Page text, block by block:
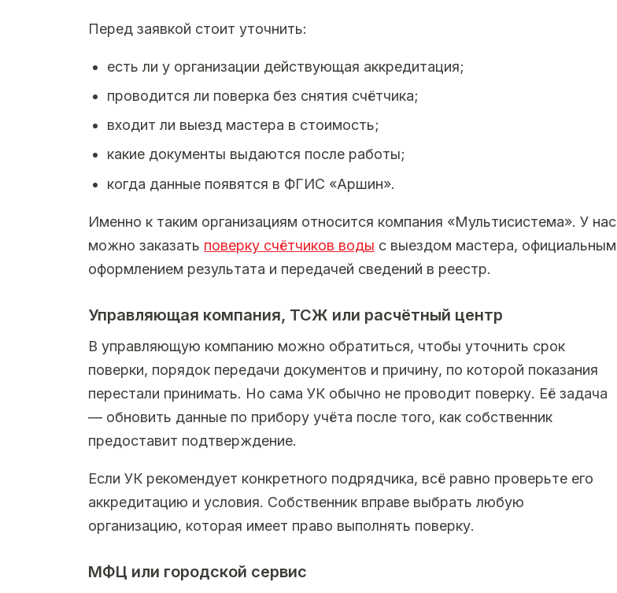
Перед заявкой стоит уточнить:
есть ли у организации действующая аккредитация;
проводится ли поверка без снятия счётчика;
входит ли выезд мастера в стоимость;
какие документы выдаются после работы;
когда данные появятся в ФГИС «Аршин».
Именно к таким организациям относится компания «Мультисистема». У нас
можно заказать поверку счётчиков воды с выездом мастера, официальным
оформлением результата и передачей сведений в реестр.
Управляющая компания, ТСЖ или расчётный центр
В управляющую компанию можно обратиться, чтобы уточнить срок
поверки, порядок передачи документов и причину, по которой показания
перестали принимать. Но сама УК обычно не проводит поверку. Её задача
— обновить данные по прибору учёта после того, как собственник
предоставит подтверждение.
Если УК рекомендует конкретного подрядчика, всё равно проверьте его
аккредитацию и условия. Собственник вправе выбрать любую
организацию, которая имеет право выполнять поверку.
МФЦ или городской сервис